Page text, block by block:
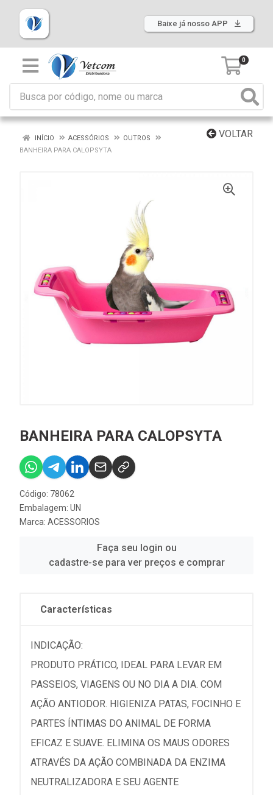
Baixe já nosso APP
0
VOLTAR
INÍCIO ACESSÓRIOS
OUTROS
BANHEIRA PARA CALOPSYTA
BANHEIRA PARA CALOPSYTA
Código: 78062
Embalagem: UN
Marca: ACESSORIOS
Faça seu login ou
cadastre-se para ver preços e comprar
Características
INDICAÇÃO:
PRODUTO PRÁTICO, IDEAL PARA LEVAR EM
PASSEIOS, VIAGENS OU NO DIA A DIA. COM
AÇÃO ANTIODOR. HIGIENIZA PATAS, FOCINHO E
PARTES ÍNTIMAS DO ANIMAL DE FORMA
EFICAZ E SUAVE. ELIMINA OS MAUS ODORES
ATRAVÉS DA AÇÃO COMBINADA DA ENZIMA
NEUTRALIZADORA E SEU AGENTE